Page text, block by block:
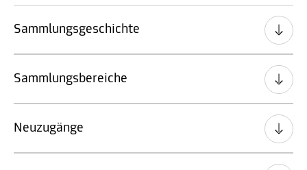
Sammlungsgeschichte
Sammlungsbereiche
Neuzugänge